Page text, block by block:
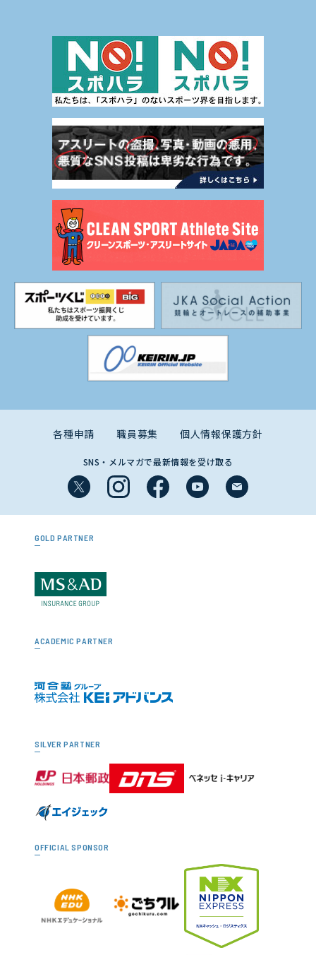
各種申請 職員募集 個人情報保護方針
SNS・メルマガで最新情報を受け取る
GOLD PARTNER
ACADEMIC PARTNER
SILVER PARTNER
OFFICIAL SPONSOR